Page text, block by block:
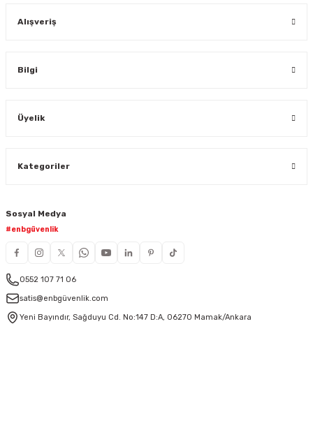
Alışveriş
Bilgi
Üyelik
Kategoriler
Sosyal Medya
#enbgüvenlik
0552 107 71 06
satis@enbgüvenlik.com
Yeni Bayındır, Sağduyu Cd. No:147 D:A, 06270 Mamak/Ankara